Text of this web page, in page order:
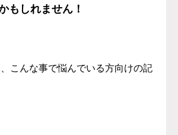
もしれません！
こんな事で悩んでいる方向けの記